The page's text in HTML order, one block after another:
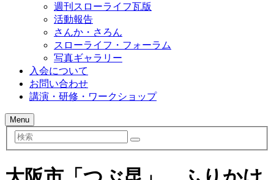
週刊スローライフ瓦版
活動報告
さんか・さろん
スローライフ・フォーラム
写真ギャラリー
入会について
お問い合わせ
講演・研修・ワークショップ
Menu
検
索